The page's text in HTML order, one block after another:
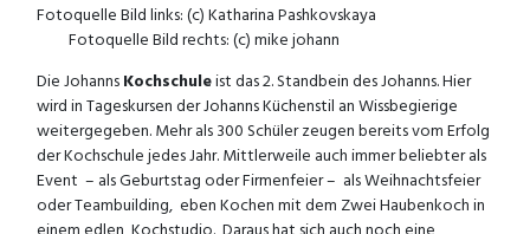
Fotoquelle Bild links: (c) Katharina Pashkovskaya
Fotoquelle Bild rechts: (c) mike johann
Die JohannsKochschuleist das 2. Standbein des Johanns. Hier
wird in Tageskursen der Johanns Küchenstil an Wissbegierige
weitergegeben. Mehr als 300 Schüler zeugen bereits vom Erfolg
der Kochschule jedes Jahr. Mittlerweile auch immer beliebter als
Event – als Geburtstag oder Firmenfeier – als Weihnachtsfeier
oder Teambuilding, eben Kochen mit dem Zwei Haubenkoch in
einem edlen Kochstudio. Daraus hat sich auch noch eine